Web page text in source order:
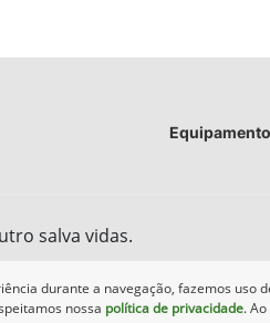
salva vidas.
durante a navegação, fazemos uso
nossa política de privacidade.